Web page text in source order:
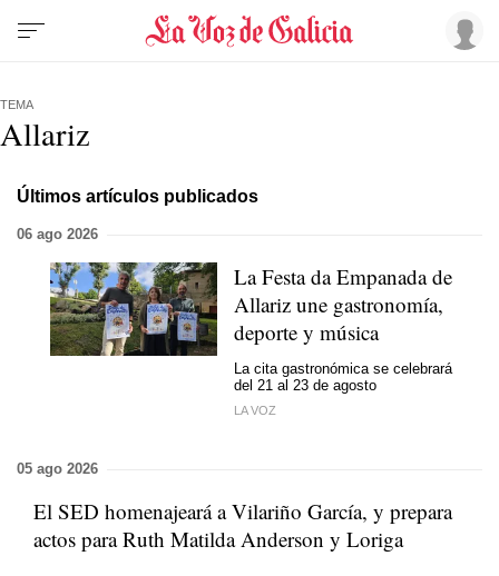
TEMA
Allariz
Últimos artículos publicados
06 ago 2026
La Festa da Empanada de
Allariz une gastronomía,
deporte y música
La cita gastronómica se celebrará
del 21 al 23 de agosto
LA VOZ
05 ago 2026
El SED homenajeará a Vilariño García, y prepara
actos para Ruth Matilda Anderson y Loriga